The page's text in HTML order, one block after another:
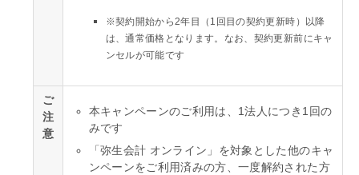
※契約開始から2年目（1回目の契約更新時）以降
は、通常価格となります。なお、契約更新前にキャ
ンセルが可能です
ご
注
意
本キャンペーンのご利用は、1法人につき1回の
みです
「弥生会計 オンライン」を対象とした他のキャ
ンペーンをご利用済みの方、一度解約された方